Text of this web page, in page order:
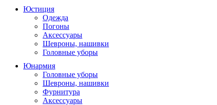
Юстиция
Одежда
Погоны
Аксессуары
Шевроны, нашивки
Головные уборы
Юнармия
Головные уборы
Шевроны, нашивки
Фурнитура
Аксессуары